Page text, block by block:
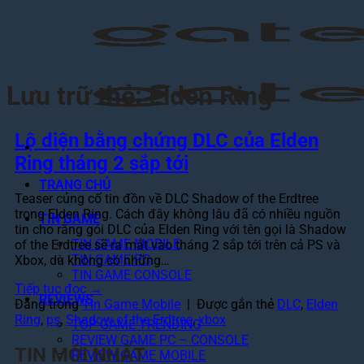
TRANG CHỦ
TIN GAME
TIN GAME MOBILE
TIN GAME PC
TIN GAME CONSOLE
REVIEWS
TOP GAME TRENDING
REVIEW GAME PC – CONSOLE
REVIEW GAME MOBILE
Lưu trữ thẻ:Elden Ring
Lộ diện bằng chứng DLC của Elden
Ring tháng 2 sắp tới
Teaser củng cố tin đồn về DLC Shadow of the Erdtree
trong Elden Ring. Cách đây không lâu đã có nhiều nguồn
tin cho rằng gói DLC của Elden Ring với tên gọi là Shadow
of the Erdtree sẽ ra mắt vào tháng 2 sắp tới trên cả PS và
Xbox, dù không có những…
Tiếp tục đọc →
Đăng trongTin Game Mobile | Được gắn thẻ DLC, Elden
Ring, ps, Shadow of the Erdtree,xbox
TIN MỚI NHẤT